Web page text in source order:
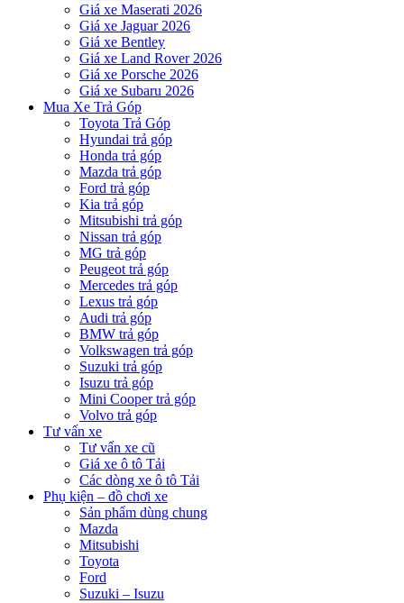
Giá xe Maserati 2026
Giá xe Jaguar 2026
Giá xe Bentley
Giá xe Land Rover 2026
Giá xe Porsche 2026
Giá xe Subaru 2026
Mua Xe Trả Góp
Toyota Trả Góp
Hyundai trả góp
Honda trả góp
Mazda trả góp
Ford trả góp
Kia trả góp
Mitsubishi trả góp
Nissan trả góp
MG trả góp
Peugeot trả góp
Mercedes trả góp
Lexus trả góp
Audi trả góp
BMW trả góp
Volkswagen trả góp
Suzuki trả góp
Isuzu trả góp
Mini Cooper trả góp
Volvo trả góp
Tư vấn xe
Tư vấn xe cũ
Giá xe ô tô Tải
Các dòng xe ô tô Tải
Phụ kiện – đồ chơi xe
Sản phẩm dùng chung
Mazda
Mitsubishi
Toyota
Ford
Suzuki – Isuzu